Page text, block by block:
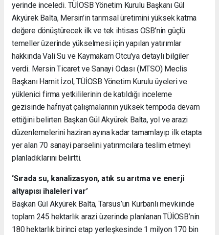
yerinde inceledi. TÜİOSB Yönetim Kurulu Başkanı Gül
Akyürek Balta, Mersin’in tarımsal üretimini yüksek katma
değere dönüştürecek ilk ve tek ihtisas OSB’nin güçlü
temeller üzerinde yükselmesi için yapılan yatırımlar
hakkında Vali Su ve Kaymakam Otcu’ya detaylı bilgiler
verdi. Mersin Ticaret ve Sanayi Odası (MTSO) Meclis
Başkanı Hamit İzol, TÜİOSB Yönetim Kurulu üyeleri ve
yüklenici firma yetkililerinin de katıldığı inceleme
gezisinde hafriyat çalışmalarının yüksek tempoda devam
ettiğini belirten Başkan Gül Akyürek Balta, yol ve arazi
düzenlemelerini haziran ayına kadar tamamlayıp ilk etapta
yer alan 70 sanayi parselini yatırımcılara teslim etmeyi
planladıklarını belirtti.
‘Sırada su, kanalizasyon, atık su arıtma ve enerji
altyapısı ihaleleri var’
Başkan Gül Akyürek Balta, Tarsus’un Kurbanlımevkiinde
toplam 245 hektarlık arazi üzerinde planlanan TÜİOSB’nin
180 hektarlık birinci etap yerleşkesinde 1 milyon 170 bin